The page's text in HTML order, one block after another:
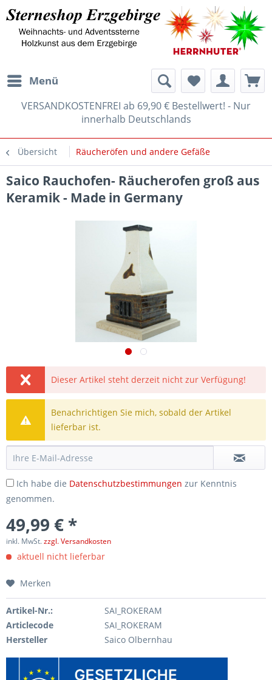
Menü
VERSANDKOSTENFREI ab 69,90 € Bestellwert! - Nur
innerhalb Deutschlands
Übersicht Räucheröfen und andere Gefäße
Saico Rauchofen- Räucherofen groß aus
Keramik - Made in Germany
Dieser Artikel steht derzeit nicht zur Verfügung!
Benachrichtigen Sie mich, sobald der Artikel
lieferbar ist.
Ich habe die Datenschutzbestimmungen zur Kenntnis
genommen.
49,99 € *
inkl. MwSt.zzgl. Versandkosten
aktuell nicht lieferbar
Merken
Artikel-Nr.:
SAI_ROKERAM
Articlecode
SAI_ROKERAM
Hersteller
Saico Olbernhau